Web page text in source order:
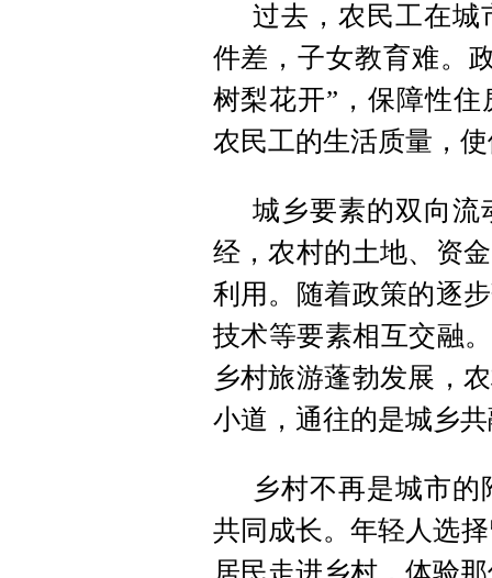
过去，农民工在城
件差，子女教育难。
树梨花开”，保障性
农民工的生活质量，
城乡要素的双向流
经，农村的土地、资
利用。随着政策的逐
技术等要素相互交融
乡村旅游蓬勃发展，
小道，通往的是城乡
乡村不再是城市
共同成长。年轻人选
居民走进乡村，体验